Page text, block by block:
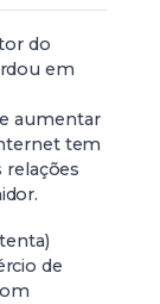
do
em
aumentar
tem
relações
de